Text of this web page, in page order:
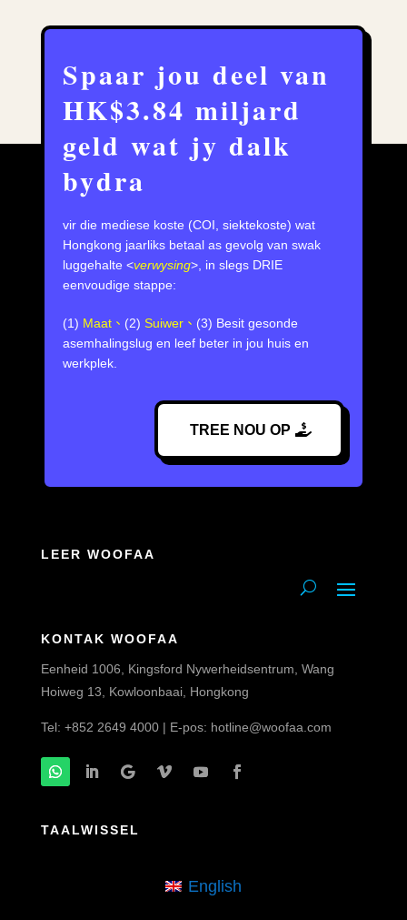
Spaar jou deel van
HK$3.84 miljard
geld wat jy dalk
bydra
vir die mediese koste (COI, siektekoste) wat
Hongkong jaarliks betaal as gevolg van swak
luggehalte <verwysing>, in slegs DRIE
eenvoudige stappe:
(1) Maat、 (2) Suiwer、 (3) Besit gesonde
asemhalingslug en leef beter in jou huis en
werkplek.
TREE NOU OP
LEER WOOFAA
KONTAK WOOFAA
Eenheid 1006, Kingsford Nywerheidsentrum, Wang
Hoiweg 13, Kowloonbaai, Hongkong
Tel: +852 2649 4000 | E-pos: hotline@woofaa.com
TAALWISSEL
English